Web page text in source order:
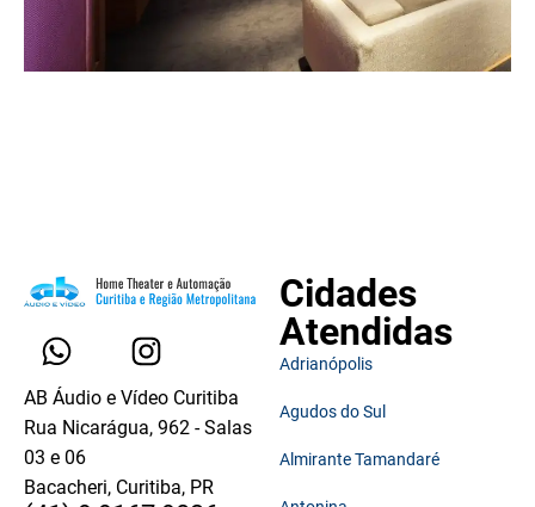
AB Áudio e Vídeo Curitiba
Rua Nicarágua, 962 - Salas
03 e 06
Bacacheri, Curitiba, PR
Cidades
Atendidas
Adrianópolis
Agudos do Sul
Almirante Tamandaré